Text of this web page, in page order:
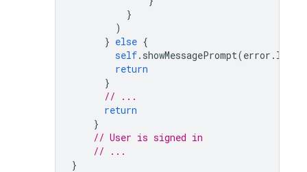
}
)
} else {
self. showMessagePrompt(error .
return
}
// ...
return
}
// User is signed in
// ...
}